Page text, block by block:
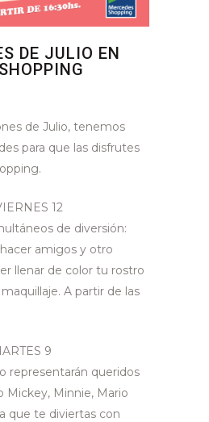
DE JULIO EN
de Julio, tenemos
para que las disfrutes
12
de diversión:
amigos y otro
llenar de color tu rostro
A partir de las
9
representarán queridos
Mickey, Minnie, Mario
que te diviertas con